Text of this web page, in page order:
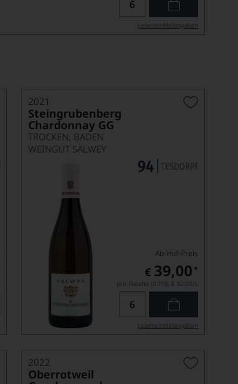
Lebensmittel­angaben
2021
Steingrubenberg
Chardonnay GG
TROCKEN, BADEN
WEINGUT SALWEY
Ab-Hof-Preis
€ 39,00 *
pro Flasche (0.75l), € 52,00/L
Lebensmittel­angaben
2022
Oberrotweil